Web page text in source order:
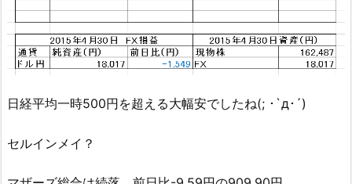
日経平均一時500円を超える大幅安でしたね(; ･`д･´)
セルインメイ？